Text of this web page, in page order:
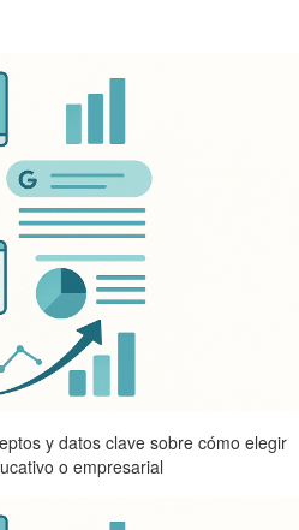
y datos clave sobre cómo elegir
o empresarial